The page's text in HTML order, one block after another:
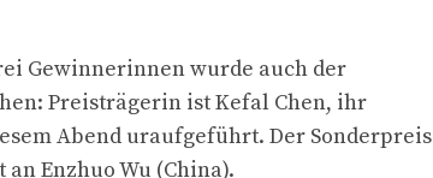
Gewinnerinnen wurde auch der
Preisträgerin ist Kefal Chen, ihr
Abend uraufgeführt. Der Sonderpreis
Enzhuo Wu (China).